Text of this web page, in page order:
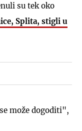
su tek oko
Splita, stigli u
može dogoditi",